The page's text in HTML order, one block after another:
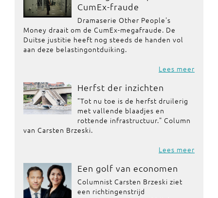
CumEx-fraude
Dramaserie Other People's
Money draait om de CumEx-megafraude. De
Duitse justitie heeft nog steeds de handen vol
aan deze belastingontduiking.
Lees meer
Herfst der inzichten
"Tot nu toe is de herfst druilerig
met vallende blaadjes en
rottende infrastructuur." Column
van Carsten Brzeski.
Lees meer
Een golf van economen
Columnist Carsten Brzeski ziet
een richtingenstrijd